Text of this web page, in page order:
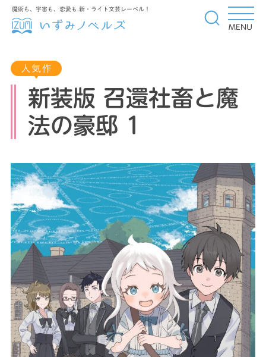
MENU
魔術も、宇宙も、恋愛も.新・ライト文芸レーベル！
新装版 召還社畜と魔
法の豪邸 1